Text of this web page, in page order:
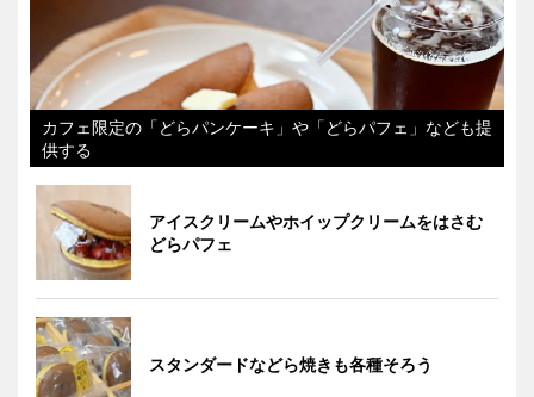
カフェ限定の「どらパンケーキ」や「どらパフェ」なども提
供する
アイスクリームやホイップクリームをはさむ
どらパフェ
スタンダードなどら焼きも各種そろう